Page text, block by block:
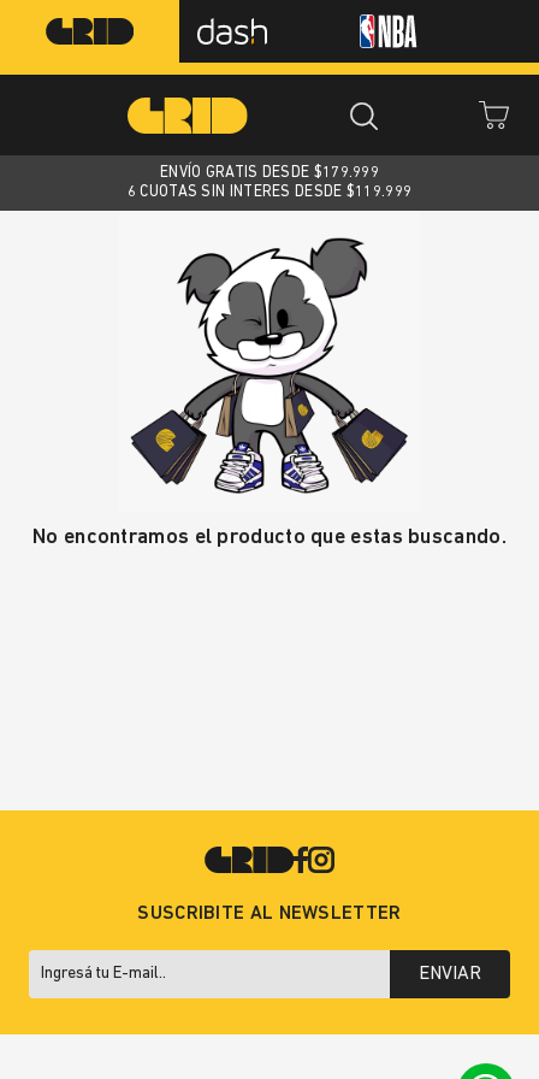
ENVÍO GRATIS DESDE $179.999
6 CUOTAS SIN INTERES DESDE $119.999
No encontramos el producto que estas buscando.
SUSCRIBITE AL NEWSLETTER
ENVIAR